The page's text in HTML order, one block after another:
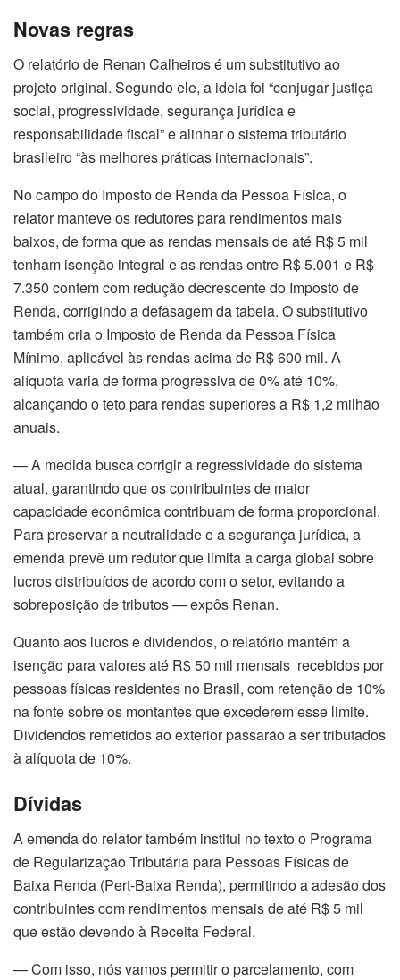
Novas regras
O relatório de Renan Calheiros é um substitutivo ao
projeto original. Segundo ele, a ideia foi “conjugar justiça
social, progressividade, segurança jurídica e
responsabilidade fiscal” e alinhar o sistema tributário
brasileiro “às melhores práticas internacionais”.
No campo do Imposto de Renda da Pessoa Física, o
relator manteve os redutores para rendimentos mais
baixos, de forma que as rendas mensais de até R$ 5 mil
tenham isenção integral e as rendas entre R$ 5.001 e R$
7.350 contem com redução decrescente do Imposto de
Renda, corrigindo a defasagem da tabela. O substitutivo
também cria o Imposto de Renda da Pessoa Física
Mínimo, aplicável às rendas acima de R$ 600 mil. A
alíquota varia de forma progressiva de 0% até 10%,
alcançando o teto para rendas superiores a R$ 1,2 milhão
anuais.
— A medida busca corrigir a regressividade do sistema
atual, garantindo que os contribuintes de maior
capacidade econômica contribuam de forma proporcional.
Para preservar a neutralidade e a segurança jurídica, a
emenda prevê um redutor que limita a carga global sobre
lucros distribuídos de acordo com o setor, evitando a
sobreposição de tributos — expôs Renan.
Quanto aos lucros e dividendos, o relatório mantém a
isenção para valores até R$ 50 mil mensais recebidos por
pessoas físicas residentes no Brasil, com retenção de 10%
na fonte sobre os montantes que excederem esse limite.
Dividendos remetidos ao exterior passarão a ser tributados
à alíquota de 10%.
Dívidas
A emenda do relator também institui no texto o Programa
de Regularização Tributária para Pessoas Físicas de
Baixa Renda (Pert-Baixa Renda), permitindo a adesão dos
contribuintes com rendimentos mensais de até R$ 5 mil
que estão devendo à Receita Federal.
— Com isso, nós vamos permitir o parcelamento, com